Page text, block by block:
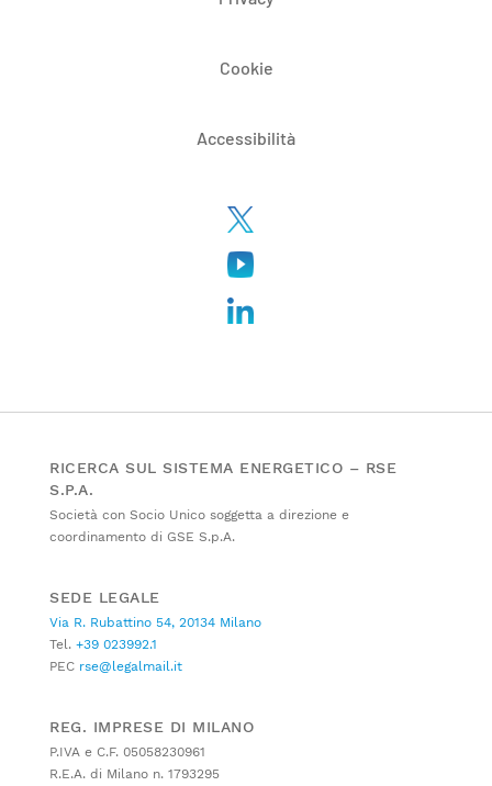
Cookie
Accessibilità
RICERCA SUL SISTEMA ENERGETICO – RSE
S.P.A.
Società con Socio Unico soggetta a direzione e
coordinamento di GSE S.p.A.
SEDE LEGALE
Via R. Rubattino 54, 20134 Milano
Tel. +39 023992.1
PEC rse@legalmail.it
REG. IMPRESE DI MILANO
P.IVA e C.F. 05058230961
R.E.A. di Milano n. 1793295